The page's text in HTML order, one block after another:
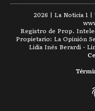
2026 | La Noticia 1 |
Registro de Prop.
Propietario: La Opinión
Lidia Inés Berardi -